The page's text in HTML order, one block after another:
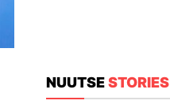
NUUTSESTORIES